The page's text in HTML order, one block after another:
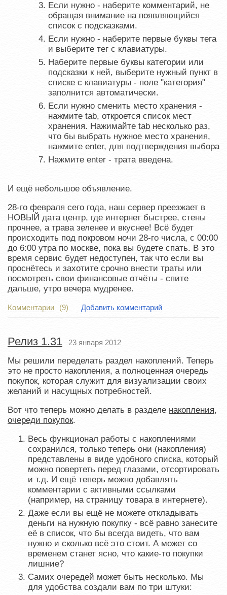
Если нужно - наберите комментарий, не
обращая внимание на появляющийся
список с подсказками.
Если нужно - наберите первые буквы тега
и выберите тег с клавиатуры.
Наберите первые буквы категории или
подсказки к ней, выберите нужный пункт в
списке с клавиатуры - поле "категория"
заполнится автоматически.
Если нужно сменить место хранения -
нажмите tab, откроется список мест
хранения. Нажимайте tab несколько раз,
что бы выбрать нужное место хранения,
нажмите enter, для подтверждения выбора
Нажмите enter - трата введена.
И ещё небольшое объявление.
28-го февраля сего года, наш сервер преезжает в
НОВЫЙ дата центр, где интернет быстрее, стены
прочнее, а трава зеленее и вкуснее! Всё будет
происходить под покровом ночи 28-го числа, с 00:00
до 6:00 утра по москве, пока вы будете спать. В это
время сервис будет недоступен, так что если вы
проснётесь и захотите срочно внести траты или
посмотреть свои финансовые отчёты - спите
дальше, утро вечера мудренее.
Комментарии (9) Добавить комментарий
Релиз 1.31 23 января 2012
Мы решили переделать раздел накоплений. Теперь
это не просто накопления, а полноценная очередь
покупок, которая служит для визуализации своих
желаний и насущных потребностей.
Вот что теперь можно делать в разделе накопления,
очереди покупок.
Весь функционал работы с накоплениями
сохранился, только теперь они (накопления)
представлены в виде удобного списка, который
можно повертеть перед глазами, отсортировать
и т.д. И ещё теперь можно добавлять
комментарии с активными ссылками
(например, на страницу товара в интернете).
Даже если вы ещё не можете откладывать
деньги на нужную покупку - всё равно занесите
её в список, что бы всегда видеть, что вам
нужно и сколько всё это стоит. А может со
временем станет ясно, что какие-то покупки
лишние?
Самих очередей может быть несколько. Мы
для удобства создали вам по три штуки: